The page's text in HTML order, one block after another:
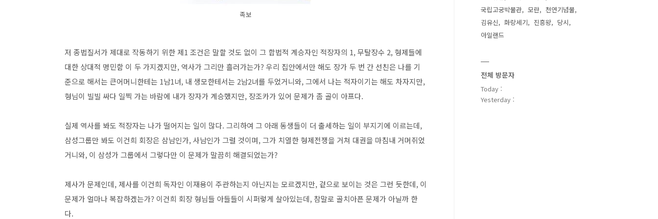
족보
저 종법질서가 제대로 작동하기 위한 제1 조건은 말할 것도 없이 그 합법적 계승자인 적장자의 1, 무탈장수 2, 형제들에
대한 상대적 명민함 이 두 가지겠지만, 역사가 그리만 흘러가는가? 우리 집안에서만 해도 장가 두 번 간 선친은 나를 기
준으로 해서는 큰어머니한테는 1남1녀, 내 생모한테서는 2남2녀를 두었거니와, 그에서 나는 적자이기는 해도 차자지만,
형님이 빌빌 싸다 일찍 가는 바람에 내가 장자가 계승했지만, 장조카가 있어 문제가 좀 골이 아프다.
실제 역사를 봐도 적장자는 나가 떨어지는 일이 많다. 그리하여 그 아래 동생들이 더 출세하는 일이 부지기에 이르는데,
삼성그룹만 봐도 이건희 회장은 삼남인가, 사남인가 그럴 것이며, 그가 치열한 형제전쟁을 거쳐 대권을 마침내 거머쥐었
거니와, 이 삼성가 그룹에서 그렇다만 이 문제가 말끔히 해결되었는가?
제사가 문제인데, 제사를 이건희 독자인 이재용이 주관하는지 아닌지는 모르겠지만, 겉으로 보이는 것은 그런 듯한데, 이
문제가 얼마나 복잡하겠는가? 이건희 회장 형님들 아들들이 시퍼렇게 살아있는데, 참말로 골치아픈 문제가 아닐까 한
다.
국립고궁박물관
모란
천연기념물
김유신
화랑세기 진흥왕
당시
아일랜드
전체 방문자
Today :
Yesterday :